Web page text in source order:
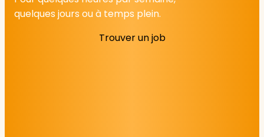
quelques jours ou à temps plein.
Trouver un job